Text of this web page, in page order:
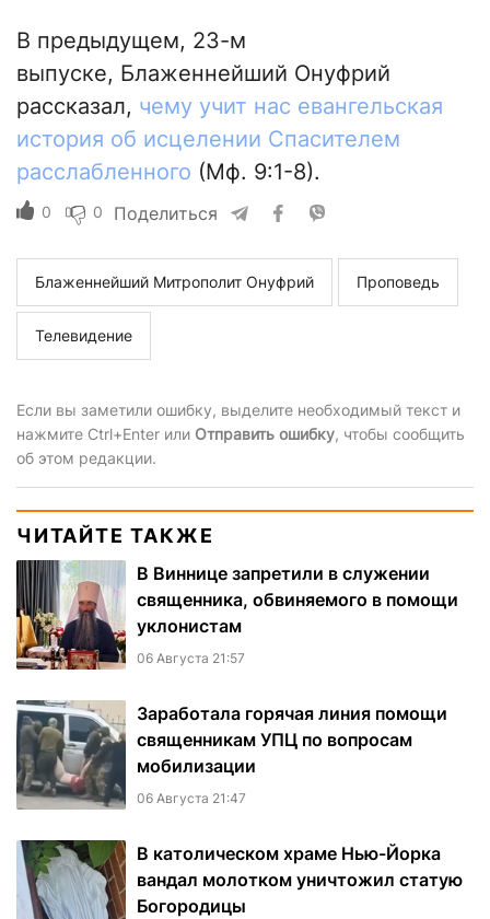
В предыдущем, 23-м
выпуске, Блаженнейший Онуфрий
рассказал, чему учит нас евангельская
история об исцелении Спасителем
расслабленного (Мф. 9:1-8).
0 0 Поделиться
Блаженнейший Митрополит Онуфрий Проповедь
Телевидение
Если вы заметили ошибку, выделите необходимый текст и
нажмите Ctrl+Enter или Отправить ошибку, чтобы сообщить
об этом редакции.
ЧИТАЙТЕ ТАКЖЕ
В Виннице запретили в служении
священника, обвиняемого в помощи
уклонистам
06 Августа 21:57
Заработала горячая линия помощи
священникам УПЦ по вопросам
мобилизации
06 Августа 21:47
В католическом храме Нью-Йорка
вандал молотком уничтожил статую
Богородицы